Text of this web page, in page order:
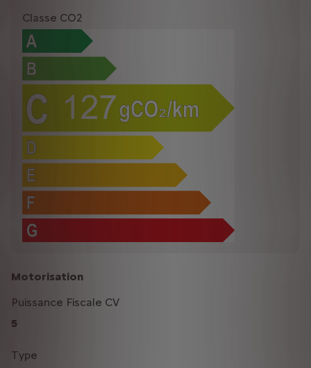
Classe CO2
Motorisation
Puissance Fiscale CV
5
Type